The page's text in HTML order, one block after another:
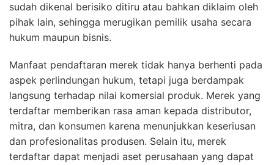
sudah dikenal berisiko ditiru atau bahkan diklaim oleh
pihak lain, sehingga merugikan pemilik usaha secara
hukum maupun bisnis.
Manfaat pendaftaran merek tidak hanya berhenti pada
aspek perlindungan hukum, tetapi juga berdampak
langsung terhadap nilai komersial produk. Merek yang
terdaftar memberikan rasa aman kepada distributor,
mitra, dan konsumen karena menunjukkan keseriusan
dan profesionalitas produsen. Selain itu, merek
terdaftar dapat menjadi aset perusahaan yang dapat